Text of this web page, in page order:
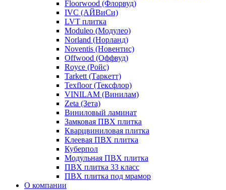
Floorwood (Флорвуд)
IVC (АЙВиСи)
LVT плитка
Moduleo (Модулео)
Norland (Норланд)
Noventis (Новентис)
Offwood (Оффвуд)
Royce (Ройс)
Tarkett (Таркетт)
Texfloor (Тексфлор)
VINILAM (Винилам)
Zeta (Зета)
Виниловый ламинат
Замковая ПВХ плитка
Кварцвиниловая плитка
Клеевая ПВХ плитка
Куберпол
Модульная ПВХ плитка
ПВХ плитка 33 класс
ПВХ плитка под мрамор
О компании